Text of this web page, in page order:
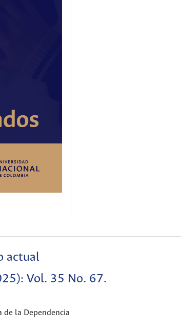
actual
Vol. 35 No. 67.
de la Dependencia